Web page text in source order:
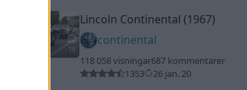
19
Lincoln Continental (1967)
continental
118 058 visningar687 kommentarer
1353
26 jan. 20